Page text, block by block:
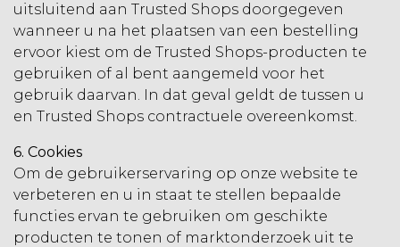
uitsluitend aan Trusted Shops doorgegeven
wanneer u na het plaatsen van een bestelling
ervoor kiest om de Trusted Shops-producten te
gebruiken of al bent aangemeld voor het
gebruik daarvan. In dat geval geldt de tussen u
en Trusted Shops contractuele overeenkomst.
6. Cookies
Om de gebruikerservaring op onze website te
verbeteren en u in staat te stellen bepaalde
functies ervan te gebruiken om geschikte
producten te tonen of marktonderzoek uit te